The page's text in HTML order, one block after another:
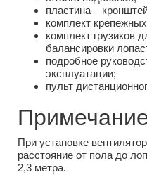
пластина –
комплект
комплект грузиков
балансировки
подробное
эксплуатации;
пульт
При установке
расстояние от пола до
2,3 метра.